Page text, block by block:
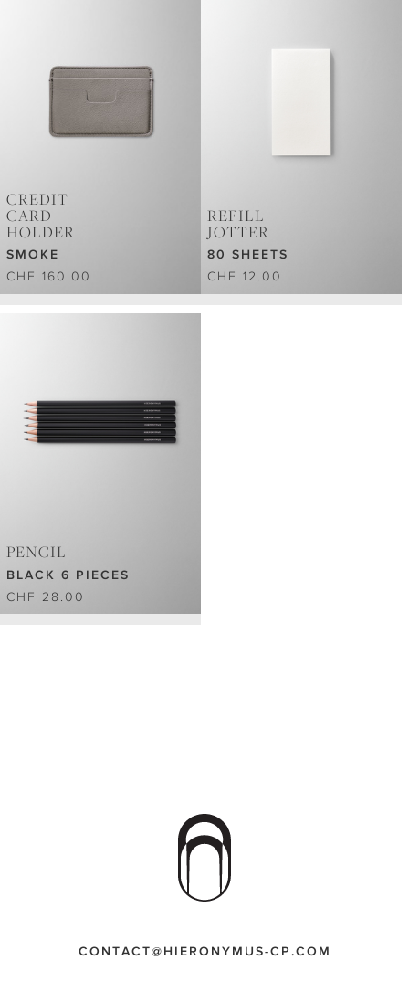
CREDIT
CARD
HOLDER
SMOKE
CHF 160.00
REFILL
JOTTER
80 SHEETS
CHF 12.00
PENCIL
BLACK 6 PIECES
CHF 28.00
CONTACT@HIERONYMUS-CP.COM